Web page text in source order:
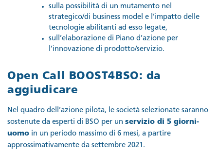
sulla possibilità di un mutamento nel
strategico/di business model e l’impatto delle
tecnologie abilitanti ad esso legate,
sull’elaborazione di Piano d’azione per
l’innovazione di prodotto/servizio.
Open Call BOOST4BSO: da
aggiudicare
Nel quadro dell’azione pilota, le società selezionate saranno
sostenute da esperti di BSO per un servizio di 5 giorni-
uomo in un periodo massimo di 6 mesi, a partire
approssimativamente da settembre 2021.